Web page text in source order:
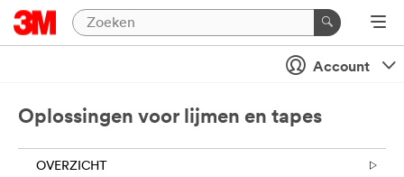
Account
Oplossingen voor lijmen en tapes
OVERZICHT